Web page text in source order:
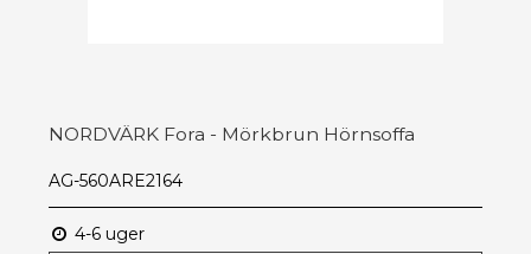
NORDVÄRK Fora - Mörkbrun Hörnsoffa
AG-560ARE2164
4-6 uger